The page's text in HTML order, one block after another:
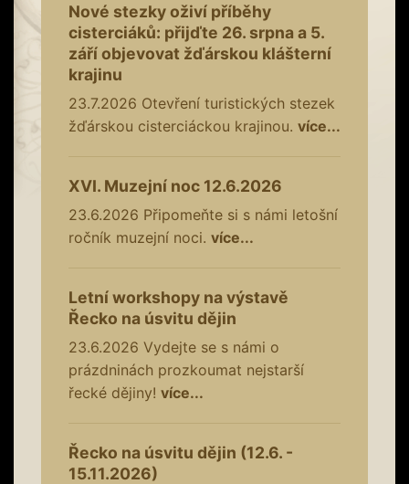
Nové stezky oživí příběhy
cisterciáků: přijďte 26. srpna a 5.
září objevovat žďárskou klášterní
krajinu
23.7.2026 Otevření turistických stezek
žďárskou cisterciáckou krajinou. více...
XVI. Muzejní noc 12.6.2026
23.6.2026 Připomeňte si s námi letošní
ročník muzejní noci. více...
Letní workshopy na výstavě
Řecko na úsvitu dějin
23.6.2026 Vydejte se s námi o
prázdninách prozkoumat nejstarší
řecké dějiny! více...
Řecko na úsvitu dějin (12.6. -
15.11.2026)